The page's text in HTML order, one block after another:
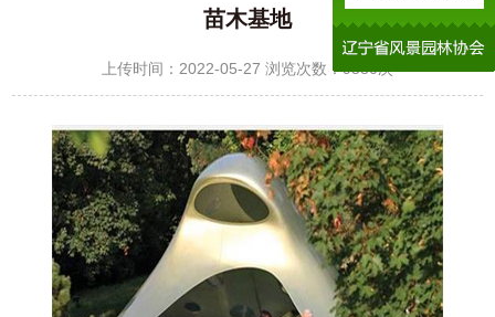
苗木基地
上传时间：2022-05-27 浏览次数：9580次